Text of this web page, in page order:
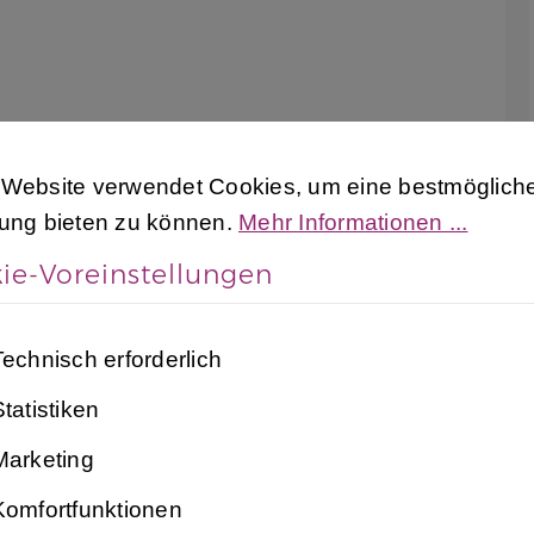
Website verwendet Cookies, um eine
verwendet Cookies, um eine
bieten zu können. Mehr Informationen ...
Voreinstellungen
erforderlich